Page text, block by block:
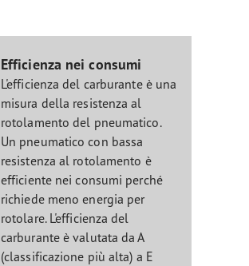
Efficienza nei consumi
L'efficienza del carburante è una
misura della resistenza al
rotolamento del pneumatico.
Un pneumatico con bassa
resistenza al rotolamento è
efficiente nei consumi perché
richiede meno energia per
rotolare. L'efficienza del
carburante è valutata da A
(classificazione più alta) a E